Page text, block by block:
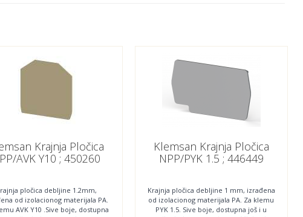
Krajnja Pločica
AVK Y10 ; 450260
pločica debljine 1.2mm,
od izolacionog materijala PA.
AVK Y10 .Sive boje, dostupna
Klemsan Krajnja Pločica
NPP/PYK 1.5 ; 446449
Krajnja pločica debljine 1 mm, izrađena
od izolacionog materijala PA. Za klemu
PYK 1.5. Sive boje, dostupna još i u